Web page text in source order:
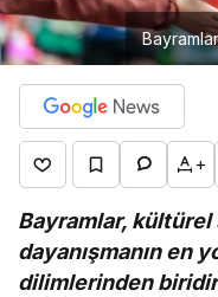
+
Bayramlar,
dayanışmanın en
dilimlerinden